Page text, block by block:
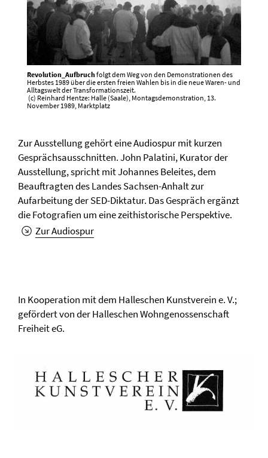
Revolution_Aufbruchfolgt dem Weg von den Demonstrationen des
Herbstes 1989 über die ersten freien Wahlen bis in die neue Waren- und
Alltagswelt der Transformationszeit.
(c) Reinhard Hentze: Halle (Saale), Montagsdemons­tration, 13.
November 1989, Marktplatz
Zur Ausstellung gehört eine Audiospur mit kurzen
Gesprächsausschnitten. John Palatini, Kurator der
Ausstellung, spricht mit Johannes Beleites, dem
Beauftragten des Landes Sachsen-Anhalt zur
Aufarbeitung der SED-Diktatur. Das Gespräch ergänzt
die Fotografien um eine zeithistorische Perspektive.
Zur Audiospur
In Kooperation mit dem Halleschen Kunstverein e. V.;
gefördert von der Halleschen Wohngenossenschaft
Freiheit eG.